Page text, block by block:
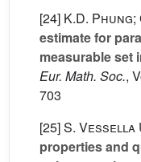
[24] K.D. Phung;
estimate for
measurable set
Eur. Math. Soc.,
703
[25]S. Vessella
properties and